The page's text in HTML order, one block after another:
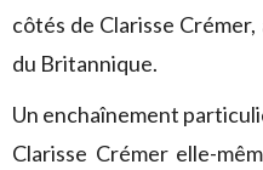
côtés de Clarisse
du Britannique.
Un enchaînement
Clarisse Crémer elle-